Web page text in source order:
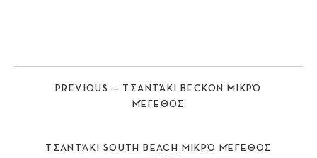
PREVIOUS — ΤΣΑΝΤΆΚΙ BECKON ΜΙΚΡΌ
ΜΈΓΕΘΟΣ
ΤΣΑΝΤΆΚΙ SOUTH BEACH ΜΙΚΡΌ ΜΈΓΕΘΟΣ